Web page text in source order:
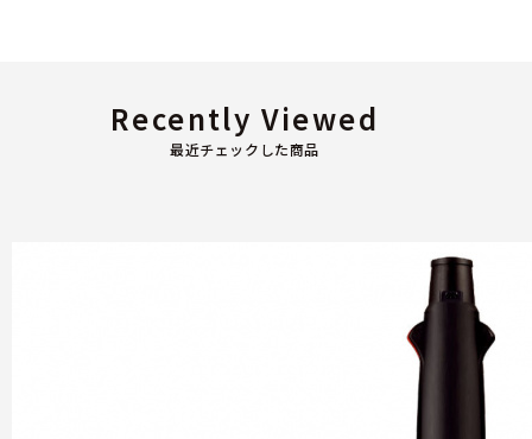
最近チェックした商品
Recently Viewed